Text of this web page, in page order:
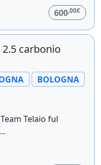
600,00€
2.5 carbonio
BOLOGNA
Telaio ful